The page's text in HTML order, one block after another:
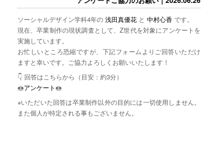
ソーシャルデザイン学科4年の 浅田真優花と 中村心香 です。
現在、卒業制作の現状調査として、Z世代を対象にアンケートを
実施しています。
お忙しいところ恐縮ですが、下記フォームよりご回答いただけ
ますと幸いです。ご協力よろしくお願いいたします！
👇 回答はこちらから（目安：約3分）
🍩アンケート🍩
※いただいた回答は卒業制作以外の目的には一切使用しません。
また個人が特定される事もございません。